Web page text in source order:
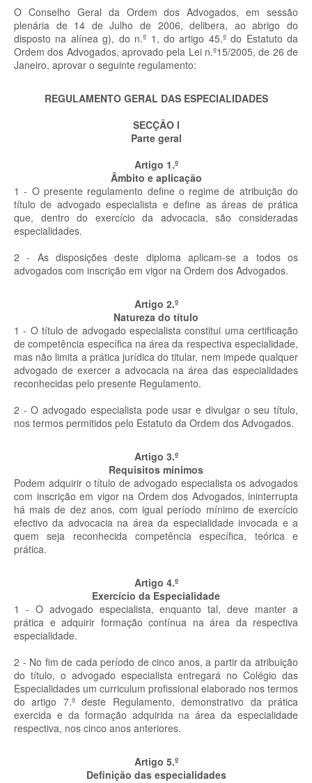
O Conselho Geral da Ordem dos Advogados, em sessão
plenária de 14 de Julho de 2006, delibera, ao abrigo do
disposto na alínea g), do n.º 1, do artigo 45.º do Estatuto da
Ordem dos Advogados, aprovado pela Lei n.º15/2005, de 26 de
Janeiro, aprovar o seguinte regulamento:
REGULAMENTO GERAL DAS ESPECIALIDADES
SECÇÃO I
Parte geral
Artigo 1.º
Âmbito e aplicação
1 - O presente regulamento define o regime de atribuição do
título de advogado especialista e define as áreas de prática
que, dentro do exercício da advocacia, são consideradas
especialidades.
2 - As disposições deste diploma aplicam-se a todos os
advogados com inscrição em vigor na Ordem dos Advogados.
Artigo 2.º
Natureza do título
1 - O título de advogado especialista constitui uma certificação
de competência específica na área da respectiva especialidade,
mas não limita a prática jurídica do titular, nem impede qualquer
advogado de exercer a advocacia na área das especialidades
reconhecidas pelo presente Regulamento.
2 - O advogado especialista pode usar e divulgar o seu título,
nos termos permitidos pelo Estatuto da Ordem dos Advogados.
Artigo 3.º
Requisitos mínimos
Podem adquirir o título de advogado especialista os advogados
com inscrição em vigor na Ordem dos Advogados, ininterrupta
há mais de dez anos, com igual período mínimo de exercício
efectivo da advocacia na área da especialidade invocada e a
quem seja reconhecida competência específica, teórica e
prática.
Artigo 4.º
Exercício da Especialidade
1 - O advogado especialista, enquanto tal, deve manter a
prática e adquirir formação contínua na área da respectiva
especialidade.
2 - No fim de cada período de cinco anos, a partir da atribuição
do título, o advogado especialista entregará no Colégio das
Especialidades um curriculum profissional elaborado nos termos
do artigo 7.º deste Regulamento, demonstrativo da prática
exercida e da formação adquirida na área da especialidade
respectiva, nos cinco anos anteriores.
Artigo 5.º
Definição das especialidades